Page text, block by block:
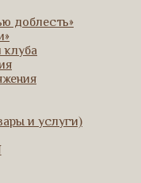
доблесть»
клуба
и услуги)